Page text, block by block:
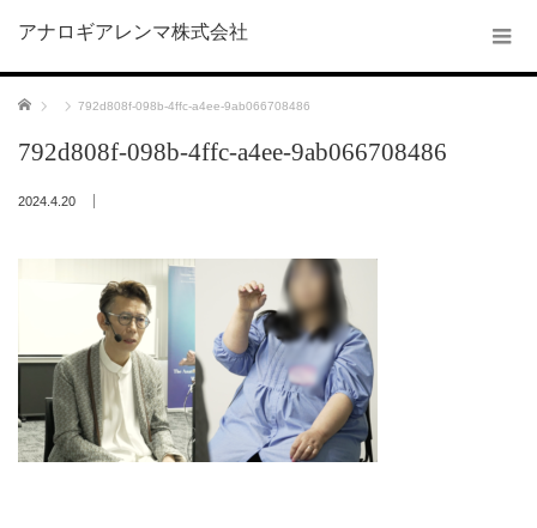
アナロギアレンマ株式会社
ホーム 792d808f-098b-4ffc-a4ee-9ab066708486
792d808f-098b-4ffc-a4ee-9ab066708486
2024.4.20